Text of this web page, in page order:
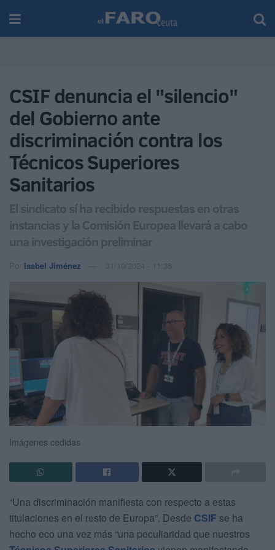
CSIF denuncia el "silencio"
del Gobierno ante
discriminación contra los
Técnicos Superiores
Sanitarios
El sindicato sí ha recibido respuestas en otras
instancias y la Comisión Europea llevará a cabo
una investigación preliminar
Por Isabel Jiménez 31/10/2024 - 11:38
Imágenes cedidas
“Una discriminación manifiesta con respecto a estas
titulaciones en el resto de Europa”. Desde CSIF se ha
hecho eco una vez más “una peculiaridad que nuestros